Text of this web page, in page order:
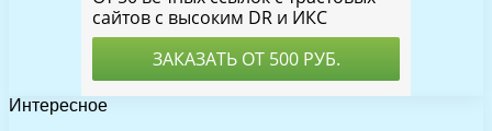
Интересное